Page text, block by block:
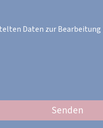
Daten zur
Senden